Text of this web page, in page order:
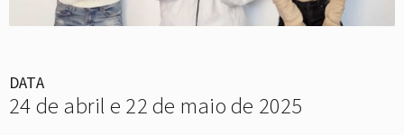
DATA
24 de abril e 22 de maio de 2025